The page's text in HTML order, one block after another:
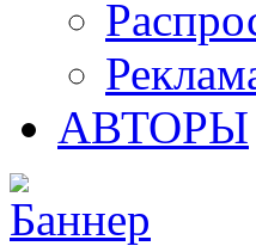
АВТОРЫ